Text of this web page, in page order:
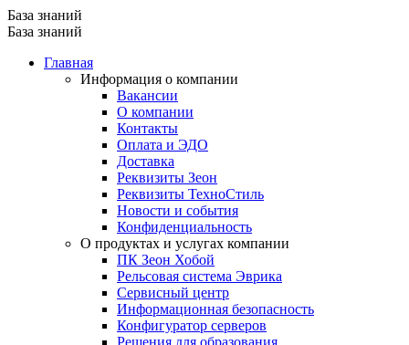
База знаний
База знаний
Главная
Информация о компании
Вакансии
О компании
Контакты
Оплата и ЭДО
Доставка
Реквизиты Зеон
Реквизиты ТехноСтиль
Новости и события
Конфиденциальность
О продуктах и услугах компании
ПК Зеон Хобой
Рельсовая система Эврика
Сервисный центр
Информационная безопасность
Конфигуратор серверов
Решения для образования